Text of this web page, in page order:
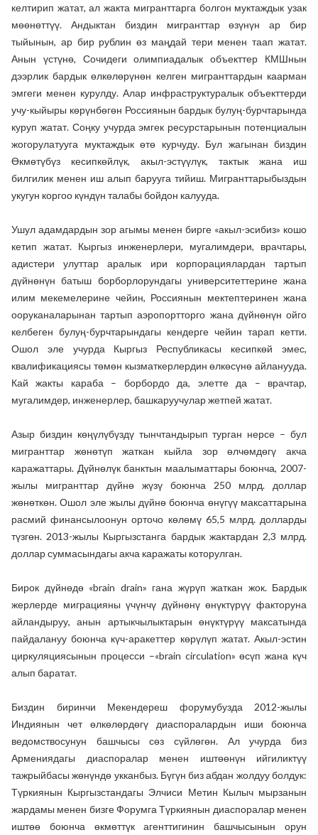
келтирип жатат, ал жакта мигранттарга болгон муктаждык узак
мөөнөттүү. Андыктан биздин мигранттар өзүнүн ар бир
тыйынын, ар бир рублин өз маңдай тери менен таап жатат.
Анын үстүнө, Сочидеги олимпиадалык объекттер КМШнын
дээрлик бардык өлкөлөрүнөн келген мигранттардын каарман
эмгеги менен курулду. Алар инфраструктуралык объекттерди
учу-кыйыры көрүнбөгөн Россиянын бардык булуң-бурчтарында
куруп жатат. Соңку учурда эмгек ресурстарынын потенциалын
жогорулатууга муктаждык өтө курчуду. Бул жагынан биздин
Өкмөтүбүз кесипкөйлүк, акыл-эстүүлүк, тактык жана иш
билгилик менен иш алып барууга тийиш. Мигранттарыбыздын
укугун коргоо күндүн талабы бойдон калууда.
Ушул адамдардын зор агымы менен бирге «акыл-эсибиз» кошо
кетип жатат. Кыргыз инженерлери, мугалимдери, врачтары,
адистери улуттар аралык ири корпорациялардан тартып
дүйнөнүн батыш борборлорундагы университеттерине жана
илим мекемелерине чейин, Россиянын мектептеринен жана
ооруканаларынан тартып аэропортторго жана дүйнөнүн ойго
келбеген булуң-бурчтарындагы кендерге чейин тарап кетти.
Ошол эле учурда Кыргыз Республикасы кесипкөй эмес,
квалификациясы төмөн кызматкерлердин өлкөсүнө айланууда.
Кай жакты караба – борбордо да, элетте да – врачтар,
мугалимдер, инженерлер, башкаруучулар жетпей жатат.
Азыр биздин көңүлүбүздү тынчтандырып турган нерсе – бул
мигранттар жөнөтүп жаткан кыйла зор өлчөмдөгү акча
каражаттары. Дүйнөлүк банктын маалыматтары боюнча, 2007-
жылы мигранттар дүйнө жүзү боюнча 250 млрд. доллар
жөнөткөн. Ошол эле жылы дүйнө боюнча өнүгүү максаттарына
расмий финансылоонун орточо көлөмү 65,5 млрд. долларды
түзгөн. 2013-жылы Кыргызстанга бардык жактардан 2,3 млрд.
доллар суммасындагы акча каражаты которулган.
Бирок дүйнөдө «brain drain» гана жүрүп жаткан жок. Бардык
жерлерде миграцияны үчүнчү дүйнөнү өнүктүрүү факторуна
айландыруу, анын артыкчылыктарын өнүктүрүү максатында
пайдалануу боюнча күч-аракеттер көрүлүп жатат. Акыл-эстин
циркуляциясынын процесси –«brain circulation» өсүп жана күч
алып баратат.
Биздин биринчи Мекендереш форумубузда 2012-жылы
Индиянын чет өлкөлөрдөгү диаспоралардын иши боюнча
ведомствосунун башчысы сөз сүйлөгөн. Ал учурда биз
Армениядагы диаспоралар менен иштөөнүн ийгиликтүү
тажрыйбасы жөнүндө укканбыз. Бүгүн биз абдан жолдуу болдук:
Түркиянын Кыргызстандагы Элчиси Метин Кылыч мырзанын
жардамы менен бизге Форумга Түркиянын диаспоралар менен
иштөө боюнча өкмөттүк агенттигинин башчысынын орун